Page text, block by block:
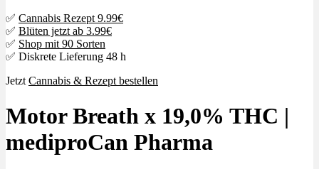
✅ Cannabis Rezept 9.99€
✅ Blüten jetzt ab 3.99€
✅ Shop mit 90 Sorten
✅ Diskrete Lieferung 48 h
Jetzt Cannabis & Rezept bestellen
Motor Breath x 19,0% THC |
mediproCan Pharma